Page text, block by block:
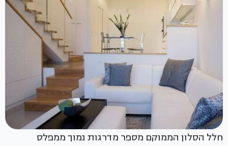
חלל הסלון הממוקם מספר מדרגות נמוך ממפלס